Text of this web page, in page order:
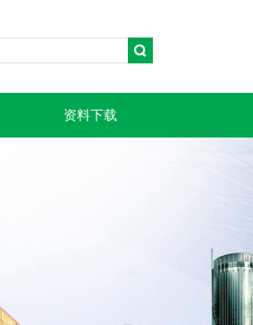
资料下载